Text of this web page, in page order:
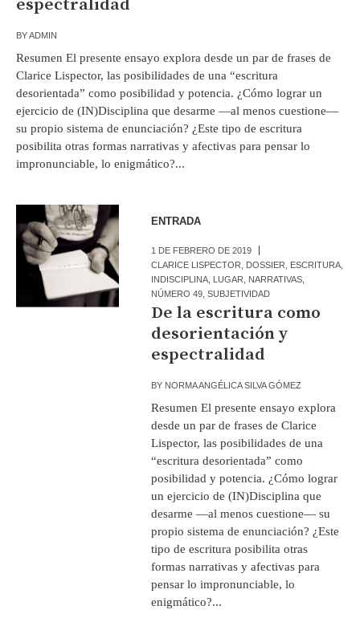
espectralidad
BYADMIN
Resumen El presente ensayo explora desde un par de frases de
Clarice Lispector, las posibilidades de una “escritura
desorientada” como posibilidad y potencia. ¿Cómo lograr un
ejercicio de (IN)Disciplina que desarme —al menos cuestione—
su propio sistema de enunciación? ¿Este tipo de escritura
posibilita otras formas narrativas y afectivas para pensar lo
impronunciable, lo enigmático?...
ENTRADA
1 DE FEBRERO DE 2019
CLARICE LISPECTOR
DOSSIER ESCRITURA
INDISCIPLINA LUGAR NARRATIVAS
NÚMERO 49 ,SUBJETIVIDAD
De la escritura como
desorientación y
espectralidad
BY NORMA ANGÉLICA SILVA GÓMEZ
Resumen El presente ensayo explora
desde un par de frases de Clarice
Lispector, las posibilidades de una
“escritura desorientada” como
posibilidad y potencia. ¿Cómo lograr
un ejercicio de (IN)Disciplina que
desarme —al menos cuestione— su
propio sistema de enunciación? ¿Este
tipo de escritura posibilita otras
formas narrativas y afectivas para
pensar lo impronunciable, lo
enigmático?...